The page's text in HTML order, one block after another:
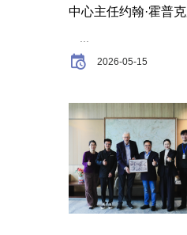
中心主任约翰·霍普
2026-05-15